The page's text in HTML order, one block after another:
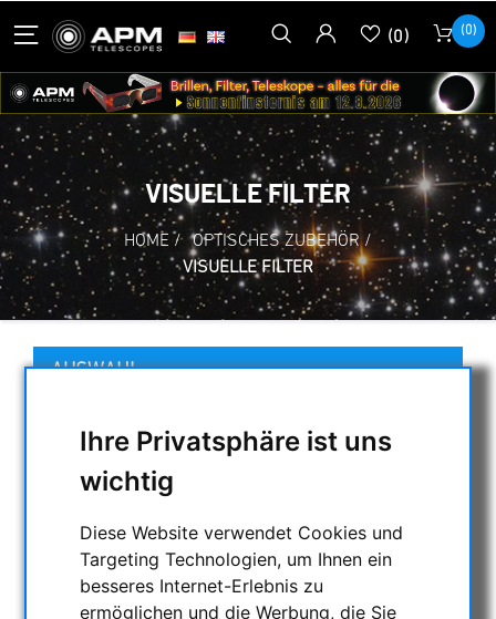
Ihre Privatsphäre ist uns
wichtig
Diese Website verwendet Cookies und
Targeting Technologien, um Ihnen ein
besseres Internet-Erlebnis zu
ermöglichen und die Werbung, die Sie
(0) (0)
VISUELLE FILTER
HOME / OPTISCHES ZUBEHÖR /
VISUELLE FILTER
AUSWAHL
KATEGORIEN
ENTFERNUNGSMESSER
AKTUELLE ANGEBOTE
ASTROPROFESSIONAL TELESCOPES